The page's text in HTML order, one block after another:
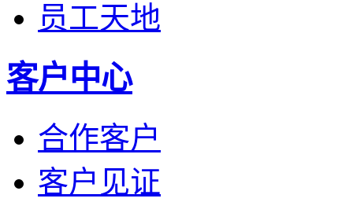
员工天地
客户中心
合作客户
客户见证